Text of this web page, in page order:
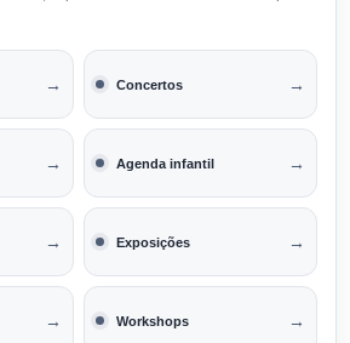
→ Concertos →
→ Agenda infantil →
→ Exposições →
→ Workshops →